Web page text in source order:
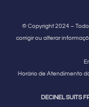
© Copyright 2024 –
corrigir ou alterar
Horário de Atendimento
DECINEL SUITS